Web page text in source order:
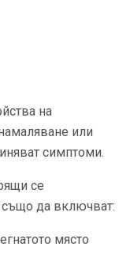
на
или
симптоми.
се
също да включват:
място